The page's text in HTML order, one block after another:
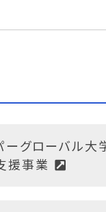
ーグローバル大
援事業